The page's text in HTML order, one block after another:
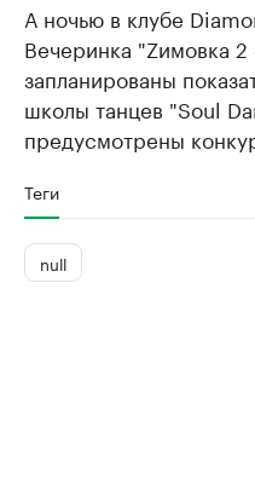
А ночью в клубе
Вечеринка "Zимовка
запланированы
школы танцев "Soul
предусмотрены
Теги
null